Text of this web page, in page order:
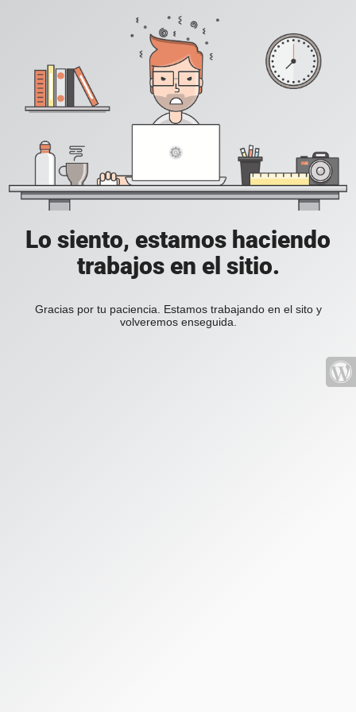
Lo siento, estamos haciendo
trabajos en el sitio.
Gracias por tu paciencia. Estamos trabajando en el sito y
volveremos enseguida.